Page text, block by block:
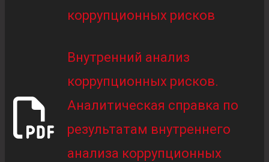
коррупционных рисков
Внутренний анализ
коррупционных рисков.
Аналитическая справка по
результатам внутреннего
анализа коррупционных